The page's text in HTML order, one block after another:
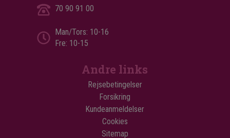
70 90 91 00
Man/Tors: 10-16
Fre: 10-15
Andre links
Rejsebetingelser
Forsikring
Kundeanmeldelser
Cookies
Sitemap